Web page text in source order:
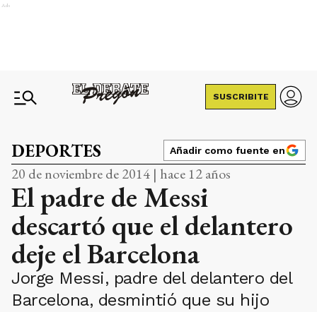
Ads
SUSCRIBITE
DEPORTES Añadir como fuente en
20 de noviembre de 2014 | hace 12 años
El padre de Messi
descartó que el delantero
deje el Barcelona
Jorge Messi, padre del delantero del
Barcelona, desmintió que su hijo